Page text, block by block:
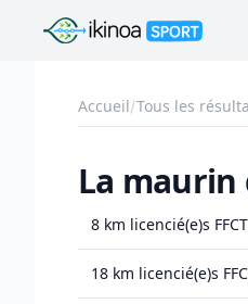
Ikinoa Sport
Accueil Tous les
La maurin
8 km licencié(e)s FFCT
18 km licencié(e)s